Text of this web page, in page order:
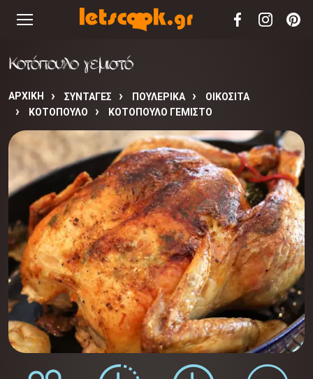
Κοτόπουλο γεμιστό
ΑΡΧΙΚΉ ΣΥΝΤΑΓΈΣ ΠΟΥΛΕΡΙΚΑ
ΟΙΚΟΣΙΤΑ
ΚΟΤΟΠΟΥΛΟ
ΚΟΤΌΠΟΥΛΟ ΓΕΜΙΣΤΌ